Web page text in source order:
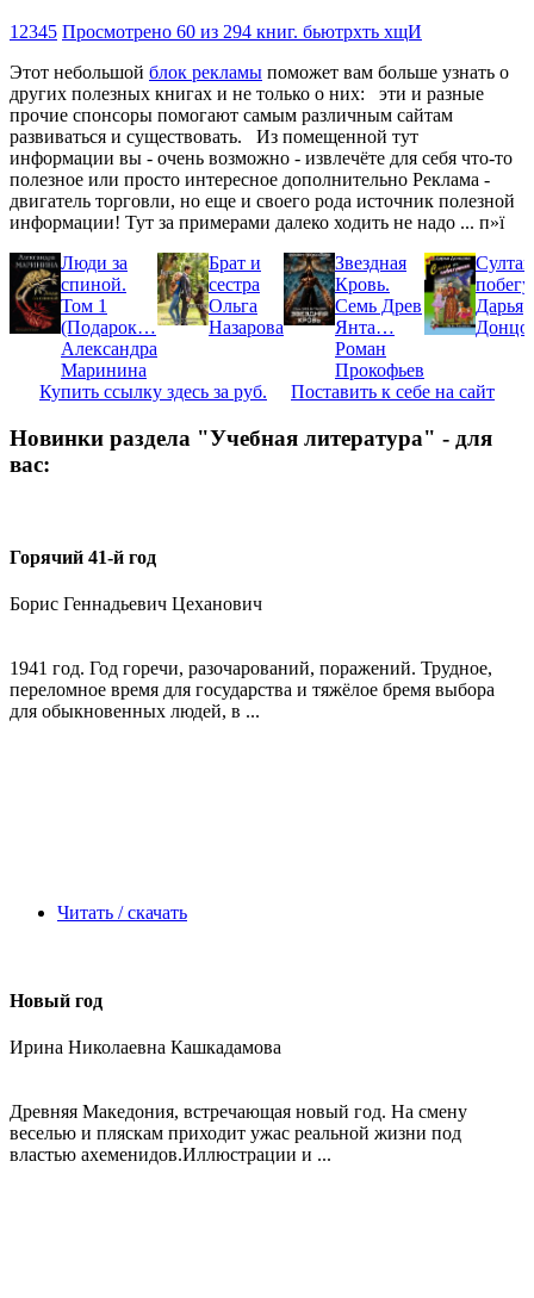
1 2345 Просмотрено 60 из 294 книг. бьютрхть хщИ
Этот небольшой блок рекламы поможет вам больше узнать о
других полезных книгах и не только о них:
эти и разные
прочие спонсоры помогают самым различным сайтам
развиваться и существовать. Из помещенной тут
информации вы - очень возможно - извлечёте для себя что-то
полезное или просто интересное дополнительно Реклама -
двигатель торговли, но еще и своего рода источник полезной
информации! Тут за примерами далеко ходить не надо ... п»ї
Люди за
спиной.
Том 1
(Подарок…
Александра
Маринина
Брат и
сестра
Ольга
Назарова
Звездная
Кровь.
Семь Древ
Янта…
Роман
Прокофьев
Дарья
Купить ссылку здесь за руб. Поставить к себе на сайт
Новинки раздела "Учебная литература" - для
вас:
Горячий 41-й год
Борис Геннадьевич Цеханович
1941 год. Год горечи, разочарований, поражений. Трудное,
переломное время для государства и тяжёлое бремя выбора
для обыкновенных людей, в ...
Читать / скачать
Новый год
Ирина Николаевна Кашкадамова
Древняя Македония, встречающая новый год. На смену
веселью и пляскам приходит ужас реальной жизни под
властью ахеменидов.Иллюстрации и ...